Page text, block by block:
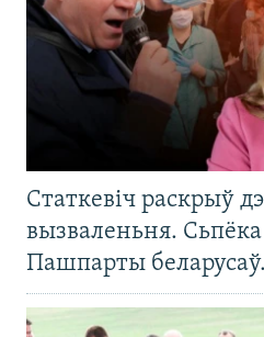
Статкевіч раскрыў
вызваленьня. Сьпёка
Пашпарты